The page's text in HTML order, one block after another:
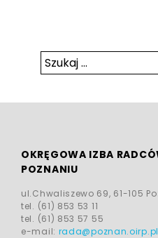
Szukaj:
OKRĘGOWA IZBA
POZNANIU
ul.Chwaliszewo 69, 61-105
tel. (61) 853 53 11
tel. (61) 853 57 55
e-mail: rada@poznan.oirp.pl